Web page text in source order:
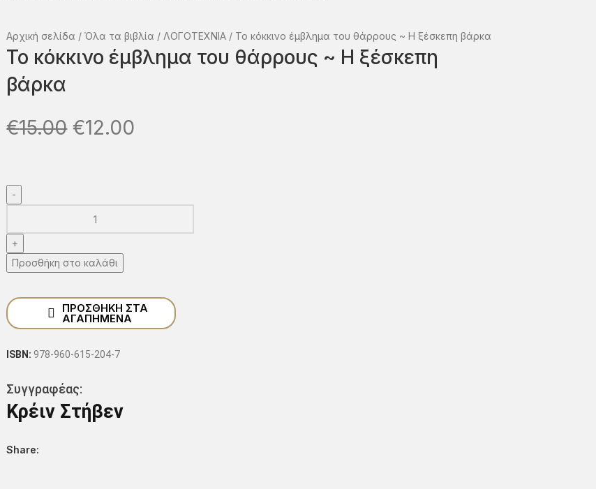
Αρχική σελίδα Όλα τα βιβλία ΛΟΓΟΤΕΧΝΙΑ Το κόκκινο έμβλημα του θάρρους ~ Η ξέσκεπη βάρκα
Το κόκκινο έμβλημα του θάρρους ~ Η ξέσκεπη
βάρκα
€15.00 €12.00
Προσθήκη στο καλάθι
ΠΡΟΣΘΉΚΗ ΣΤΑ
ΑΓΑΠΗΜΈΝΑ
ISBN: 978-960-615-204-7
Συγγραφέας:
Κρέιν Στήβεν
Share: